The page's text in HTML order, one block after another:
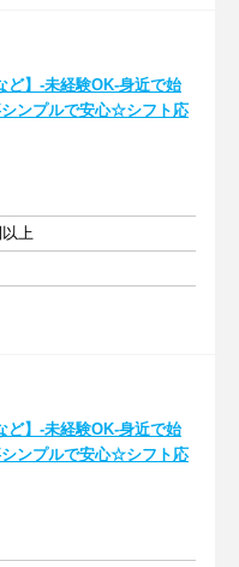
ど】-未経験OK-身近で始
ンプルで安心☆シフト応
上
ど】-未経験OK-身近で始
ンプルで安心☆シフト応